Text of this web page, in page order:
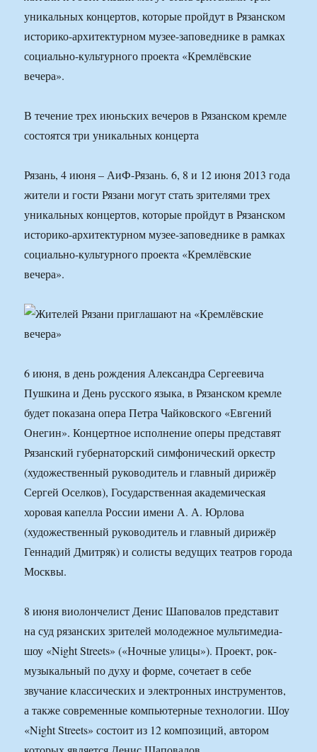
уникальных концертов, которые пройдут в Рязанском
историко-архитектурном музее-заповеднике в рамках
социально-культурного проекта «Кремлёвские
вечера».
В течение трех июньских вечеров в Рязанском кремле
состоятся три уникальных концерта
Рязань, 4 июня – АиФ-Рязань. 6, 8 и 12 июня 2013 года
жители и гости Рязани могут стать зрителями трех
уникальных концертов, которые пройдут в Рязанском
историко-архитектурном музее-заповеднике в рамках
социально-культурного проекта «Кремлёвские
вечера».
6 июня, в день рождения Александра Сергеевича
Пушкина и День русского языка, в Рязанском кремле
будет показана опера Петра Чайковского «Евгений
Онегин». Концертное исполнение оперы представят
Рязанский губернаторский симфонический оркестр
(художественный руководитель и главный дирижёр
Сергей Оселков), Государственная академическая
хоровая капелла России имени А. А. Юрлова
(художественный руководитель и главный дирижёр
Геннадий Дмитряк) и солисты ведущих театров города
Москвы.
8 июня виолончелист Денис Шаповалов представит
на суд рязанских зрителей молодежное мультимедиа-
шоу «Night Streets» («Ночные улицы»). Проект, рок-
музыкальный по духу и форме, сочетает в себе
звучание классических и электронных инструментов,
а также современные компьютерные технологии. Шоу
«Night Streets» состоит из 12 композиций, автором